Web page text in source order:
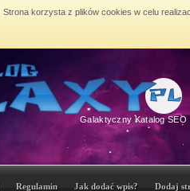
Strona korzysta z plików cookies w celu
Galaktyczny Katalog SEO
Regulamin Jak dodać wpis? Dodaj